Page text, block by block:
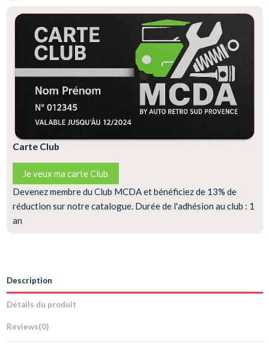
Carte Club
Je veux ma carte Club
Devenez membre du Club MCDA et bénéficiez de 13% de
réduction sur notre catalogue. Durée de l'adhésion au club : 1
an
Description
Détails du produit
Reviews(0)